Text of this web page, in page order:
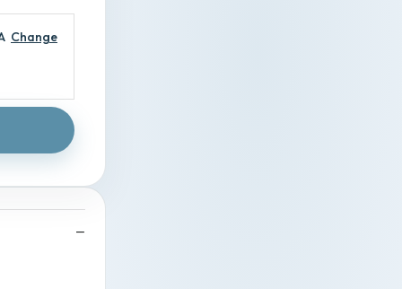
Change